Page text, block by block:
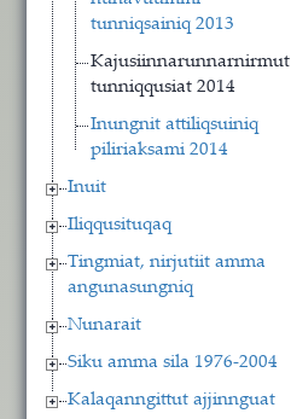
tunniqsainiq 2013
Kajusiinnarunnarnirmut
tunniqqusiat 2014
Inungnit attiliqsuiniq
piliriaksami 2014
Inuit
Iliqqusituqaq
Tingmiat, nirjutiit amma
angunasungniq
Nunarait
Siku amma sila 1976-2004
Kalaqanngittut ajjinnguat